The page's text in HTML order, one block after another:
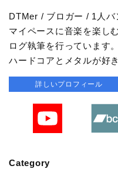
DTMer / ブロガー / 1人バ
マイペースに音楽を楽し
ログ執筆を行っています。
ハードコアとメタルが好き
詳しいプロフィール
Category